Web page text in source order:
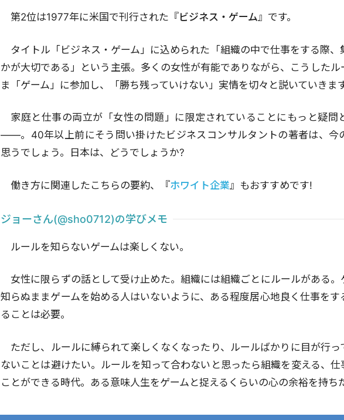
第2位は1977年に米国で刊行された『ビジネス・ゲーム』です。
タイトル「ビジネス・ゲーム」に込められた「組織の中で仕事をする際
かが大切である」という主張。多くの女性が有能でありながら、こうした
ま「ゲーム」に参加し、「勝ち残っていけない」実情を切々と説いていきま
家庭と仕事の両立が「女性の問題」に限定されていることにもっと疑問
――。40年以上前にそう問い掛けたビジネスコンサルタントの著者は、今
思うでしょう。日本は、どうでしょうか?
働き方に関連したこちらの要約、『ホワイト企業 』もおすすめです!
ジョーさん(@sho0712)の学びメモ
ルールを知らないゲームは楽しくない。
女性に限らずの話として受け止めた。組織には組織ごとにルールがある
知らぬままゲームを始める人はいないように、ある程度居心地良く仕事を
ることは必要。
ただし、ルールに縛られて楽しくなくなったり、ルールばかりに目が行
ないことは避けたい。ルールを知って合わないと思ったら組織を変える、
ことができる時代。ある意味人生をゲームと捉えるくらいの心の余裕を持ち